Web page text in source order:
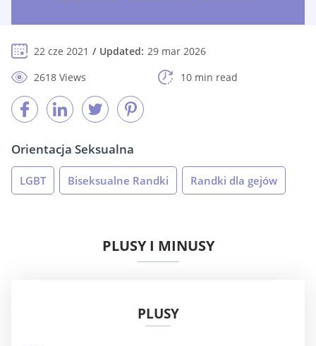
22 cze 2021 Updated: 29 mar 2026
2618 Views
10 min read
Orientacja Seksualna
LGBT Biseksualne Randki Randki dla gejów
PLUSY I MINUSY
PLUSY